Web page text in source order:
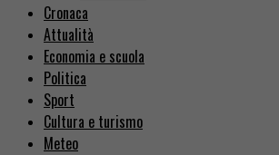
Cronaca
Attualità
Economia e scuola
Politica
Sport
Cultura e turismo
Meteo